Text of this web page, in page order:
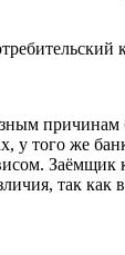
причинам
у того же
Заёмщик
так как